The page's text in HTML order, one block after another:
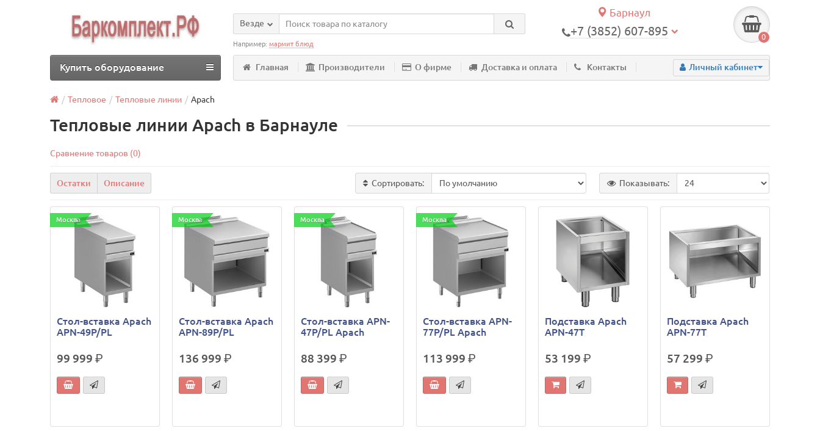
Барнаул
+7 (3852) 607-895 0
Везде
Например:мармит блюд
Главная Производители О фирме Доставка и оплата Контакты Личный кабинет
Купить оборудование
Тепловое Тепловые линии Apach
Тепловые линии Apach в Барнауле
Сравнение товаров (0)
Остатки Описание Сортировать: Показывать:
Москва
Стол-вставка Apach
APN-49P/PL
99 999р.
Москва
Стол-вставка Apach
APN-89P/PL
136 999р.
Москва
Стол-вставка APN-
47P/PL Apach
88 399р.
Москва
Стол-вставка APN-
77P/PL Apach
113 999 р.
Подставка Apach
APN-47T
53 199 р.
Подставка Apach
APN-77T
57 299 р.